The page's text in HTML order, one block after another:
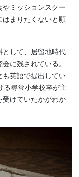
やミッションスクー
はまりたくないと願
して、居留地時代
に残されている。
も英語で提出してい
る尋常小学校卒が主
受けていたかがわか